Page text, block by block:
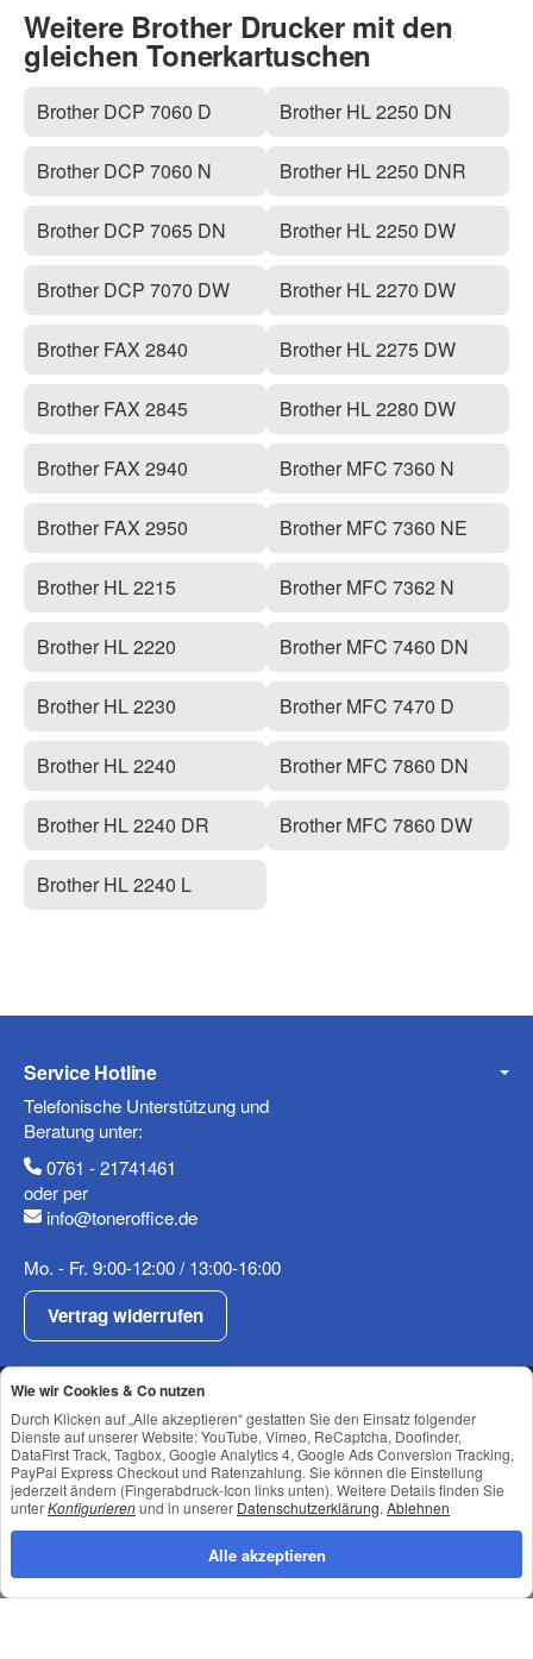
Weitere Brother Drucker mit den
gleichen Tonerkartuschen
Brother DCP 7060 D
Brother DCP 7060 N
Brother DCP 7065 DN
Brother DCP 7070 DW
Brother FAX 2840
Brother FAX 2845
Brother FAX 2940
Brother FAX 2950
Brother HL 2215
Brother HL 2220
Brother HL 2230
Brother HL 2240
Brother HL 2240 DR
Brother HL 2240 L
Brother HL 2250 DN
Brother HL 2250 DNR
Brother HL 2250 DW
Brother HL 2270 DW
Brother HL 2275 DW
Brother HL 2280 DW
Brother MFC 7360 N
Brother MFC 7360 NE
Brother MFC 7362 N
Brother MFC 7460 DN
Brother MFC 7470 D
Brother MFC 7860 DN
Brother MFC 7860 DW
Service Hotline
Telefonische Unterstützung und
Beratung unter:
0761 - 21741461
oder per
info@toneroffice.de
Mo. - Fr. 9:00-12:00 / 13:00-16:00
Vertrag widerrufen
Shop Service
Informationen
Newsletter Abonnieren
Datenschutz•Impressum
Wie wir Cookies & Co nutzen
Durch Klicken auf „Alle akzeptieren“ gestatten Sie den Einsatz folgender
Dienste auf unserer Website: YouTube, Vimeo, ReCaptcha, Doofinder,
DataFirst Track, Tagbox, Google Analytics 4, Google Ads Conversion Tracking,
PayPal Express Checkout und Ratenzahlung. Sie können die Einstellung
jederzeit ändern (Fingerabdruck-Icon links unten). Weitere Details finden Sie
unterKonfigurierenund in unserer Datenschutzerklärung. Ablehnen
Alle akzeptieren